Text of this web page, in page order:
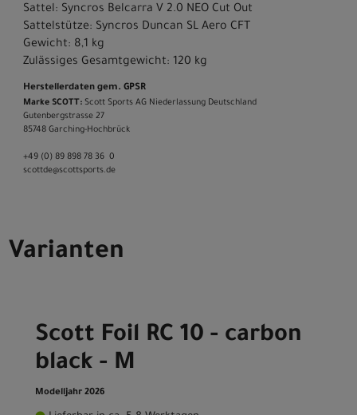
Sattel: Syncros Belcarra V 2.0 NEO Cut Out
Sattelstütze: Syncros Duncan SL Aero CFT
Gewicht: 8,1 kg
Zulässiges Gesamtgewicht: 120 kg
Herstellerdaten gem. GPSR
Marke SCOTT: Scott Sports AG Niederlassung Deutschland
Gutenbergstrasse 27
85748 Garching-­Hochbrück
+49 (0) 89 898 78 36 ­ 0
scott­de@scott­sports.de
Varianten
Scott Foil RC 10 - carbon
black - M
Modelljahr 2026